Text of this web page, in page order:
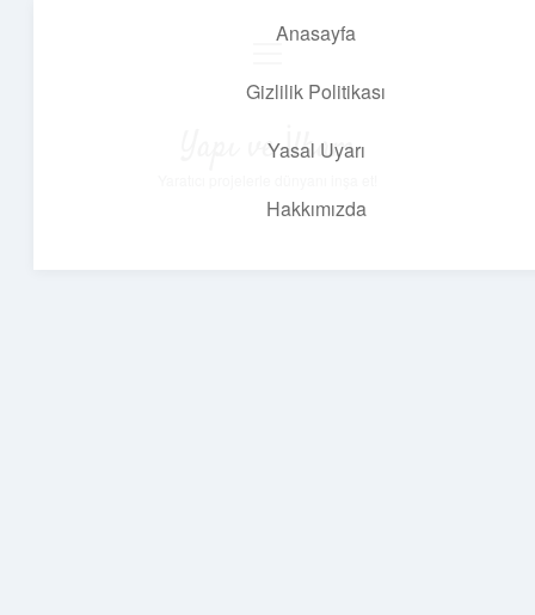
Anasayfa
Gizlilik Politikası
Yasal Uyarı
Hakkımızda
Yapı ve İlham